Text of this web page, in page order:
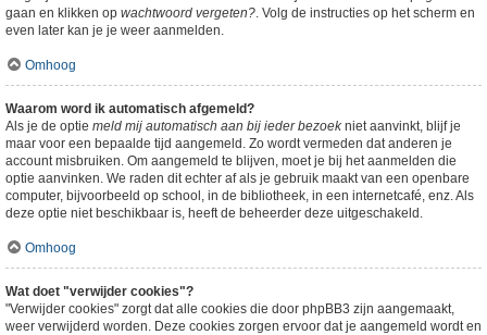
gaan en klikken op wachtwoord vergeten?. Volg de instructies op het scherm en
even later kan je je weer aanmelden.
Omhoog
Waarom word ik automatisch afgemeld?
Als je de optie meld mij automatisch aan bij ieder bezoekniet aanvinkt, blijf je
maar voor een bepaalde tijd aangemeld. Zo wordt vermeden dat anderen je
account misbruiken. Om aangemeld te blijven, moet je bij het aanmelden die
optie aanvinken. We raden dit echter af als je gebruik maakt van een openbare
computer, bijvoorbeeld op school, in de bibliotheek, in een internetcafé, enz. Als
deze optie niet beschikbaar is, heeft de beheerder deze uitgeschakeld.
Omhoog
Wat doet "verwijder cookies"?
"Verwijder cookies" zorgt dat alle cookies die door phpBB3 zijn aangemaakt,
weer verwijderd worden. Deze cookies zorgen ervoor dat je aangemeld wordt en